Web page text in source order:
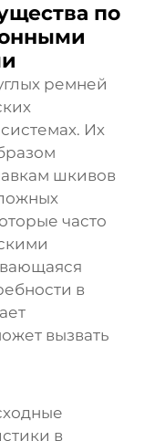
по
ремней
Их
шкивов
часто
в
вызвать
в